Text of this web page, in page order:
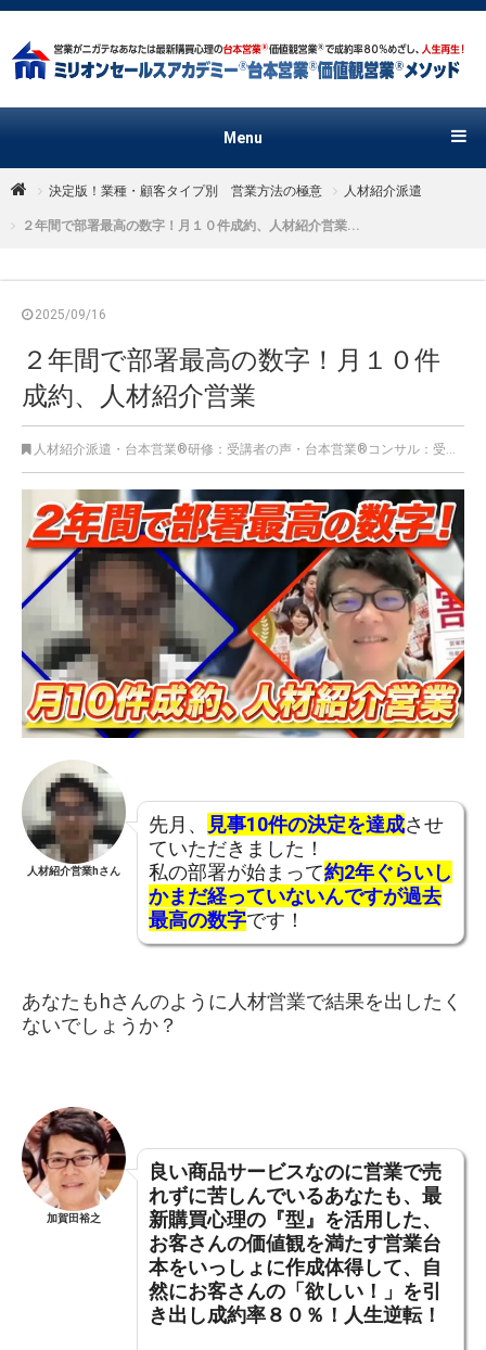
Menu
決定版！業種・顧客タイプ別 営業方法の極意 人材紹介派遣
２年間で部署最高の数字！月１０件成約、人材紹介営業...
2025/09/16
２年間で部署最高の数字！月１０件
成約、人材紹介営業
人材紹介派遣 ・ 台本営業®︎研修：受講者の声 ・ 台本営業®︎コンサル：受講者の声
人材紹介営業hさん
先月、 見事10件の決定を達成させ
ていただきました！
私の部署が始まって約2年ぐらいし
かまだ経っていないんですが過去
最高の数字です！
あなたもhさんのように人材営業で結果を出したく
ないでしょうか？
加賀田裕之
良い商品サービスなのに営業で売
れずに苦しんでいるあなたも、 最
新購買心理の『型』を活用した、
お客さんの価値観を満たす営業台
本をいっしょに作成体得して、 自
然にお客さんの「欲しい！」を引
き出し成約率８０％！人生逆転！